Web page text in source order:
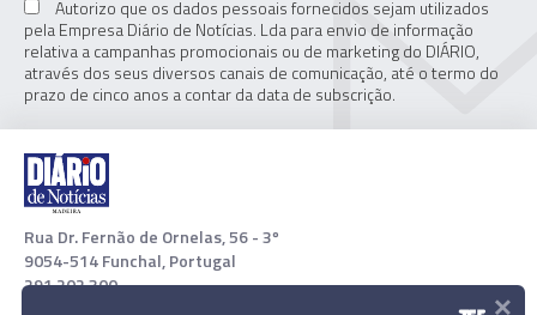
Autorizo que os dados pessoais fornecidos sejam utilizados
pela Empresa Diário de Notícias. Lda para envio de informação
relativa a campanhas promocionais ou de marketing do DIÁRIO,
através dos seus diversos canais de comunicação, até o termo do
prazo de cinco anos a contar da data de subscrição.
Rua Dr. Fernão de Ornelas, 56 - 3º
9054-514 Funchal, Portugal
291 202 300
×